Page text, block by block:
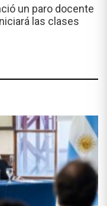
un paro docente
las clases